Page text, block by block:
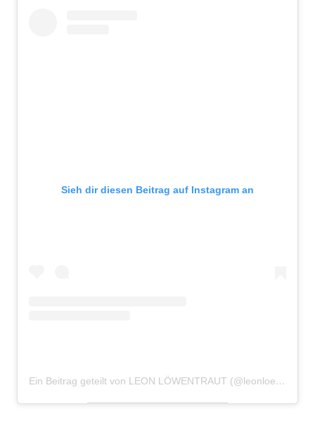
Sieh dir diesen Beitrag auf Instagram an
Ein Beitrag geteilt von LEON LÖWENTRAUT (@leonloewentraut)